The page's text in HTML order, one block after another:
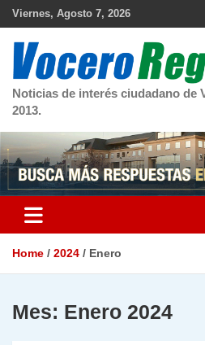
Skip
Viernes, Agosto 7, 2026
Noticias de interés ciudadano de
2013.
Home 2024 Enero
Mes: Enero 2024